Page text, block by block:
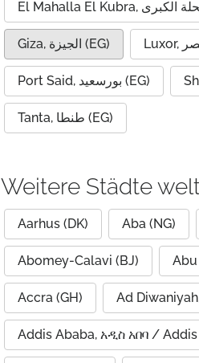
Giza, الجيزة (EG)
Port Said, بورسعيد (EG)
Tanta, طنطا (EG)
Weitere Städte
Aarhus (DK) Aba (NG)
Abomey-Calavi (BJ)
Accra (GH)
Addis Ababa, አዲስ አበባ / Addis